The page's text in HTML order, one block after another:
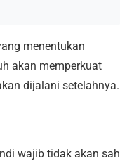
menentukan
akan memperkuat
dijalani setelahnya.
wajib tidak akan sah